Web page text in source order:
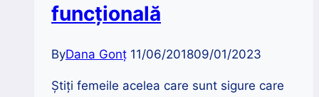
funcțională
ByDana Gonț 11/06/201809/01/2023
Știți femeile acelea care sunt sigure care